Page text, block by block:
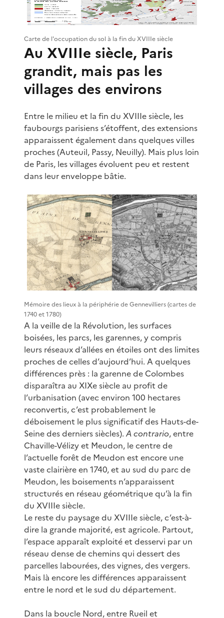
Carte de l'occupation du sol à la fin du XVIIIe siècle
Au XVIIIe siècle, Paris
grandit, mais pas les
villages des environs
Entre le milieu et la fin du XVIIIe siècle, les
faubourgs parisiens s’étoffent, des extensions
apparaissent également dans quelques villes
proches (Auteuil, Passy, Neuilly). Mais plus loin
de Paris, les villages évoluent peu et restent
dans leur enveloppe bâtie.
Mémoire des lieux à la périphérie de Gennevilliers (cartes de
1740 et 1780)
A la veille de la Révolution, les surfaces
boisées, les parcs, les garennes, y compris
leurs réseaux d’allées en étoiles ont des limites
proches de celles d’aujourd’hui. A quelques
différences près : la garenne de Colombes
disparaîtra au XIXe siècle au profit de
l’urbanisation (avec environ 100 hectares
reconvertis, c’est probablement le
déboisement le plus significatif des Hauts-de-
Seine des derniers siècles). A contrario, entre
Chaville-Vélizy et Meudon, le centre de
l’actuelle forêt de Meudon est encore une
vaste clairière en 1740, et au sud du parc de
Meudon, les boisements n’apparaissent
structurés en réseau géométrique qu’à la fin
du XVIIIe siècle.
Le reste du paysage du XVIIIe siècle, c’est-à-
dire la grande majorité, est agricole. Partout,
l’espace apparaît exploité et desservi par un
réseau dense de chemins qui dessert des
parcelles labourées, des vignes, des vergers.
Mais là encore les différences apparaissent
entre le nord et le sud du département.
Dans la boucle Nord, entre Rueil et